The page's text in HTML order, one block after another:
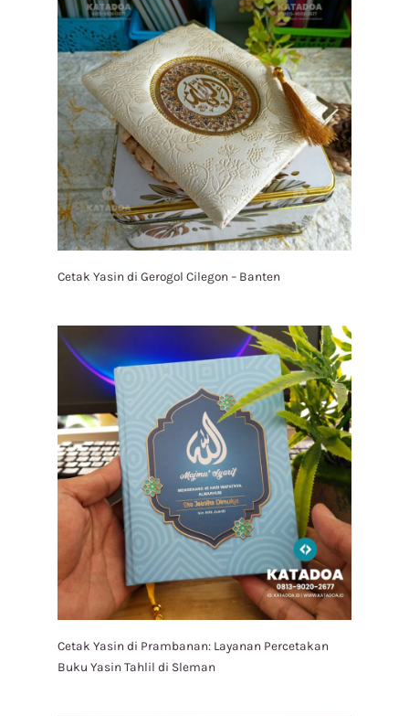
Cetak Yasin di Gerogol Cilegon – Banten
Cetak Yasin di Prambanan: Layanan Percetakan
Buku Yasin Tahlil di Sleman